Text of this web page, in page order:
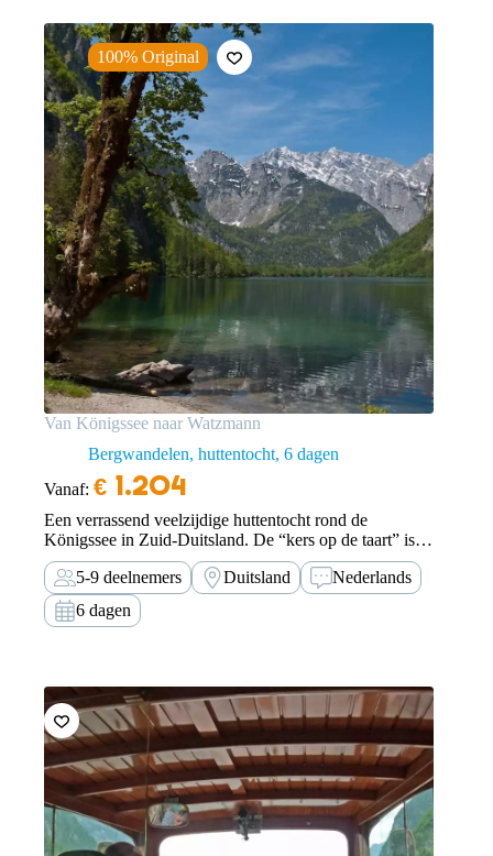
100% Original
Van Königssee naar Watzmann
Bergwandelen, huttentocht 6 dagen
Vanaf: € 1.204
Een verrassend veelzijdige huttentocht rond de
Königssee in Zuid-Duitsland. De “kers op de taart” is
natuurlijk de beklimming van de Watzmann.
5-9 deelnemers
Duitsland
Nederlands
6 dagen